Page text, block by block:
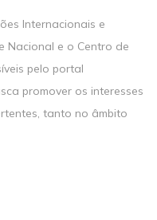
Internacionais e
Nacional e o Centro de
pelo portal
promover os interesses
tanto no âmbito